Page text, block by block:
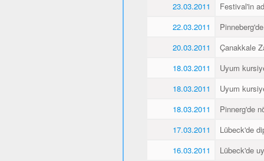
23.03.2011
Festival'in
22.03.2011
20.03.2011
Çanakkale
18.03.2011
Uyum
18.03.2011
Uyum
18.03.2011
Pinnerg'de
17.03.2011
Lübeck'de
16.03.2011
Lübeck'de